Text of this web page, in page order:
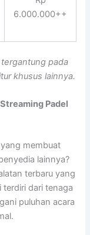
6.000.000++
pada
khusus lainnya.
Padel
membuat
lainnya?
terbaru yang
terdiri dari tenaga
puluhan acara